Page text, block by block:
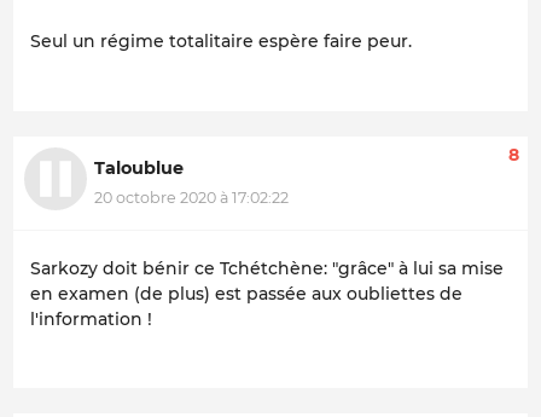
Seul un régime totalitaire espère faire peur.
Taloublue
20 octobre 2020 à 17:02:22
8
Sarkozy doit bénir ce Tchétchène: "grâce" à lui sa mise
en examen (de plus) est passée aux oubliettes de
l'information !